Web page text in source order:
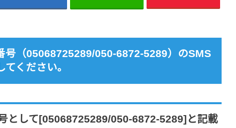
号（05068725289/050-6872-5289）のSMS
ください。
として[05068725289/050-6872-5289]と記載